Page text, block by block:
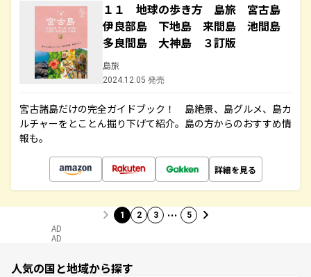
１１ 地球の歩き方 島旅 宮古島
伊良部島 下地島 来間島 池間島
多良間島 大神島 ３訂版
島旅
2024.12.05 発売
宮古諸島だけの完全ガイドブック！ 島絶景、島グルメ、島カ
ルチャーをとことん掘り下げて紹介。島の方からのおすすめ情
報も。
詳細を見る
1 2 3 … 5
AD
AD
人気の国と地域から探す